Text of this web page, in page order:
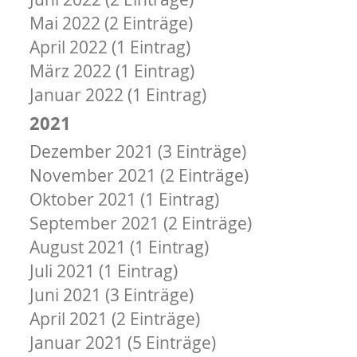
Mai 2022 (2 Einträge)
April 2022 (1 Eintrag)
März 2022 (1 Eintrag)
Januar 2022 (1 Eintrag)
2021
Dezember 2021 (3 Einträge)
November 2021 (2 Einträge)
Oktober 2021 (1 Eintrag)
September 2021 (2 Einträge)
August 2021 (1 Eintrag)
Juli 2021 (1 Eintrag)
Juni 2021 (3 Einträge)
April 2021 (2 Einträge)
Januar 2021 (5 Einträge)